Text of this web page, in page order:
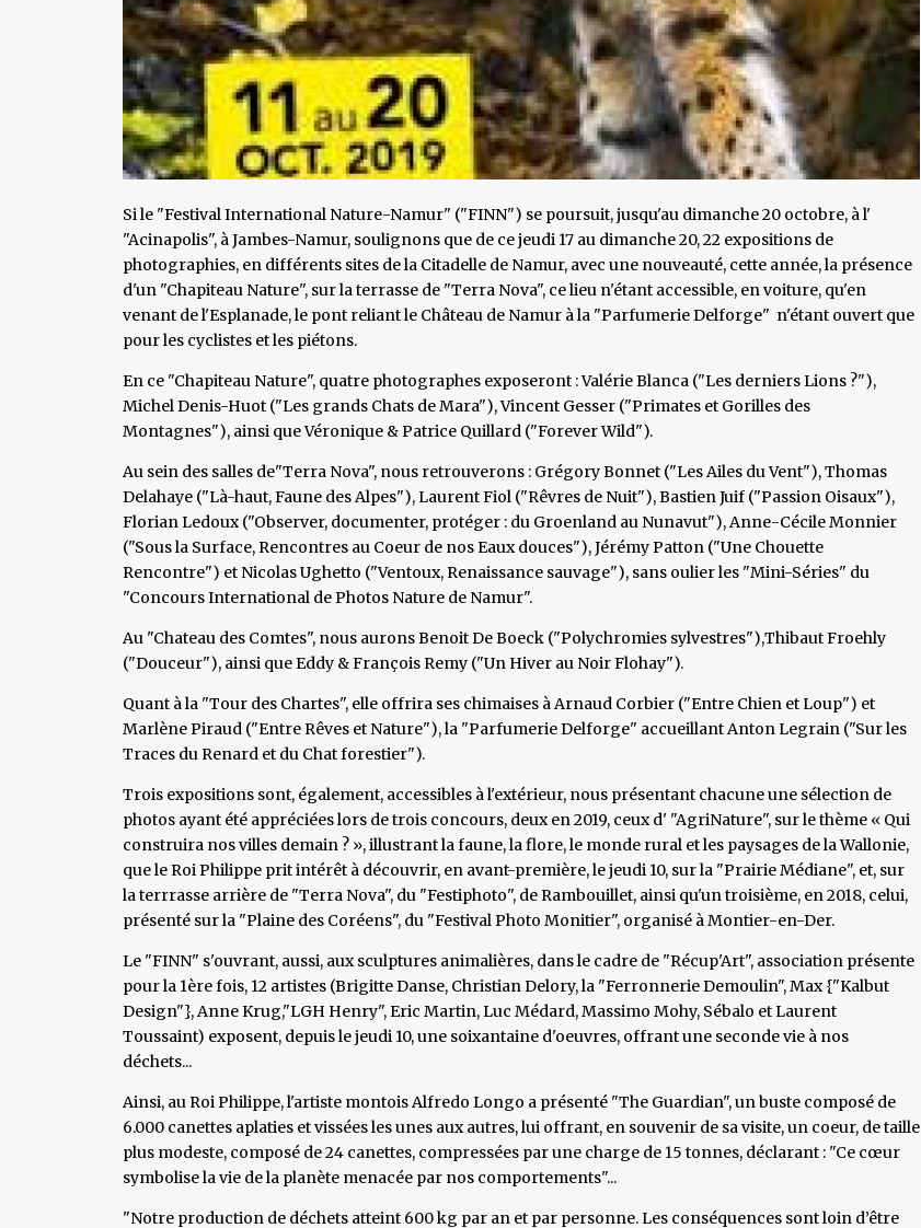
Si le "Festival International Nature-Namur" ("FINN") se poursuit, jusqu'au dimanche 20 octobre, à l'
"Acinapolis", à Jambes-Namur, soulignons que de ce jeudi 17 au dimanche 20, 22 expositions de
photographies, en différents sites de la Citadelle de Namur, avec une nouveauté, cette année, la présence
d'un "Chapiteau Nature", sur la terrasse de "Terra Nova", ce lieu n'étant accessible, en voiture, qu'en
venant de l'Esplanade, le pont reliant le Château de Namur à la "Parfumerie Delforge" n'étant ouvert que
pour les cyclistes et les piétons.
En ce "Chapiteau Nature", quatre photographes exposeront : Valérie Blanca ("Les derniers Lions ?"),
Michel Denis-Huot ("Les grands Chats de Mara"), Vincent Gesser ("Primates et Gorilles des
Montagnes"), ainsi que Véronique & Patrice Quillard ("Forever Wild").
Au sein des salles de"Terra Nova", nous retrouverons : Grégory Bonnet ("Les Ailes du Vent"), Thomas
Delahaye ("Là-haut, Faune des Alpes"), Laurent Fiol ("Rêvres de Nuit"), Bastien Juif ("Passion Oisaux"),
Florian Ledoux ("Observer, documenter, protéger : du Groenland au Nunavut"), Anne-Cécile Monnier
("Sous la Surface, Rencontres au Coeur de nos Eaux douces"), Jérémy Patton ("Une Chouette
Rencontre") et Nicolas Ughetto ("Ventoux, Renaissance sauvage"), sans oulier les "Mini-Séries" du
"Concours International de Photos Nature de Namur".
Au "Chateau des Comtes", nous aurons Benoit De Boeck ("Polychromies sylvestres"),Thibaut Froehly
("Douceur"), ainsi que Eddy & François Remy ("Un Hiver au Noir Flohay").
Quant à la "Tour des Chartes", elle offrira ses chimaises à Arnaud Corbier ("Entre Chien et Loup") et
Marlène Piraud ("Entre Rêves et Nature"), la "Parfumerie Delforge" accueillant Anton Legrain ("Sur les
Traces du Renard et du Chat forestier").
Trois expositions sont, également, accessibles à l'extérieur, nous présentant chacune une sélection de
photos ayant été appréciées lors de trois concours, deux en 2019, ceux d' "AgriNature", sur le thème « Qui
construira nos villes demain ? », illustrant la faune, la flore, le monde rural et les paysages de la Wallonie,
que le Roi Philippe prit intérêt à découvrir, en avant-première, le jeudi 10, sur la "Prairie Médiane", et, sur
la terrrasse arrière de "Terra Nova", du "Festiphoto", de Rambouillet, ainsi qu'un troisième, en 2018, celui,
présenté sur la "Plaine des Coréens", du "Festival Photo Monitier", organisé à Montier-en-Der.
Le "FINN" s'ouvrant, aussi, aux sculptures animalières, dans le cadre de "Récup'Art", association présente
pour la 1ère fois, 12 artistes (Brigitte Danse, Christian Delory, la "Ferronnerie Demoulin", Max {"Kalbut
Design"}, Anne Krug,"LGH Henry", Eric Martin, Luc Médard, Massimo Mohy, Sébalo et Laurent
Toussaint) exposent, depuis le jeudi 10, une soixantaine d'oeuvres, offrant une seconde vie à nos
déchets...
Ainsi, au Roi Philippe, l'artiste montois Alfredo Longo a présenté "The Guardian", un buste composé de
6.000 canettes aplaties et vissées les unes aux autres, lui offrant, en souvenir de sa visite, un coeur, de taille
plus modeste, composé de 24 canettes, compressées par une charge de 15 tonnes, déclarant : "Ce cœur
symbolise la vie de la planète menacée par nos comportements"...
"Notre production de déchets atteint 600 kg par an et par personne. Les conséquences sont loin d’être